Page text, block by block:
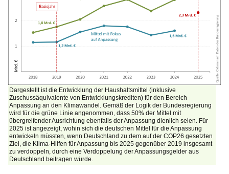
Dargestellt ist die Entwicklung der Haushaltsmittel (inklusive
Zuschussäquivalente von Entwicklungskrediten) für den Bereich
Anpassung an den Klimawandel. Gemäß der Logik der Bundesregierung
wird für die grüne Linie angenommen, dass 50% der Mittel mit
übergreifender Ausrichtung ebenfalls der Anpassung dienlich seien. Für
2025 ist angezeigt, wohin sich die deutschen Mittel für die Anpassung
entwickeln müssten, wenn Deutschland zu dem auf der COP26 gesetzten
Ziel, die Klima-Hilfen für Anpassung bis 2025 gegenüber 2019 insgesamt
zu verdoppeln, durch eine Verdoppelung der Anpassungsgelder aus
Deutschland beitragen würde.